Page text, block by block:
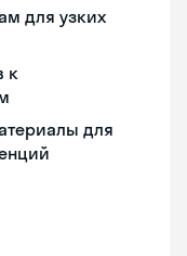
для узких
к
для